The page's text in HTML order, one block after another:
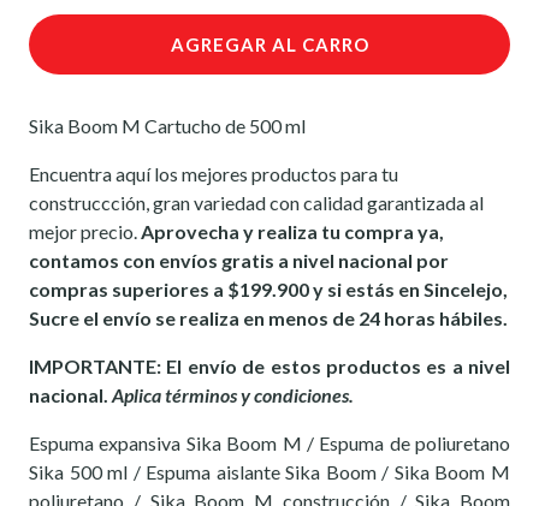
AGREGAR AL CARRO
Sika Boom M Cartucho de 500 ml
Encuentra aquí los mejores productos para tu
construccción, gran variedad con calidad garantizada al
mejor precio.Aprovecha y realiza tu compra ya,
contamos con envíos gratis a nivel nacional por
compras superiores a $199.900 y si estás en Sincelejo,
Sucre el envío se realiza en menos de 24 horas hábiles.
IMPORTANTE: El envío de estos productos es a nivel
nacional. Aplica términos y condiciones.
Espuma expansiva Sika Boom M / Espuma de poliuretano
Sika 500 ml / Espuma aislante Sika Boom / Sika Boom M
poliuretano / Sika Boom M construcción / Sika Boom